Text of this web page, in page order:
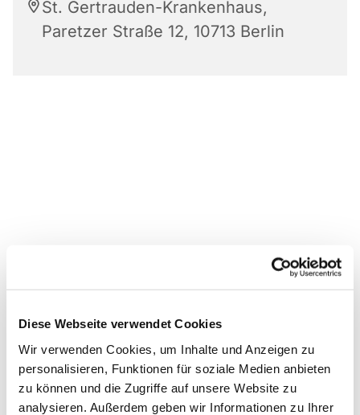
Diese Webseite verwendet Cookies
Wir verwenden Cookies, um Inhalte und Anzeigen zu
personalisieren, Funktionen für soziale Medien anbieten
zu können und die Zugriffe auf unsere Website zu
analysieren. Außerdem geben wir Informationen zu Ihrer
St. Gertrauden-Krankenhaus,
Paretzer Straße 12, 10713 Berlin